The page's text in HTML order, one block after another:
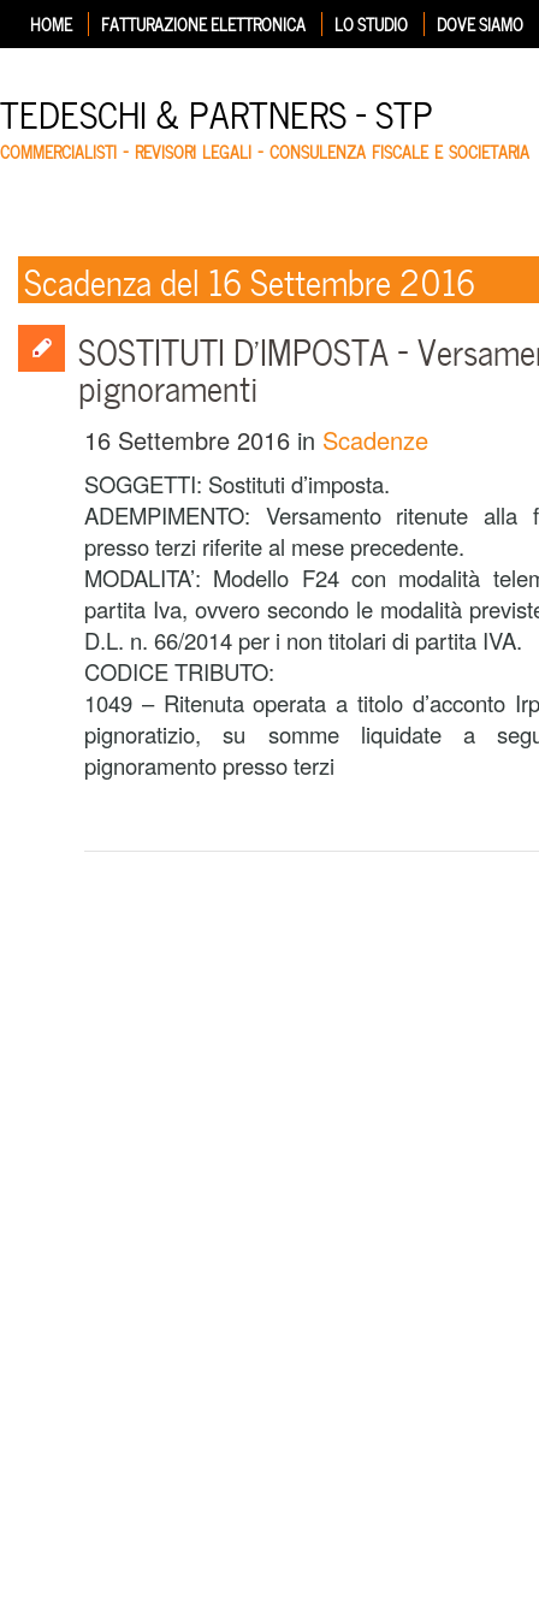
HOME FATTURAZIONE ELETTRONICA LO STUDIO DOVE SIAMO
TEDESCHI & PARTNERS – STP
COMMERCIALISTI – REVISORI LEGALI – CONSULENZA FISCALE E SOCIETARIA
Scadenza del 16 Settembre 2016
SOSTITUTI D’IMPOSTA –
pignoramenti
16 Settembre 2016 in Scadenze
SOGGETTI: Sostituti d’imposta.
ADEMPIMENTO: Versamento ritenute alla
presso terzi riferite al mese precedente.
MODALITA’: Modello F24 con modalità
partita Iva, ovvero secondo le modalità
D.L. n. 66/2014 per i non titolari di partita IVA.
CODICE TRIBUTO:
1049 – Ritenuta operata a titolo d’acconto
pignoratizio, su somme liquidate a
pignoramento presso terzi